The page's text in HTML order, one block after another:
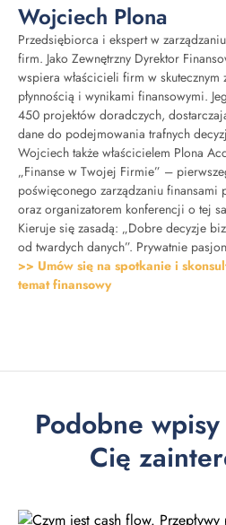
Wojciech Plona
Przedsiębiorca i ekspert w
firm. Jako Zewnętrzny Dyrektor
wspiera właścicieli firm w skutecznym
płynnością i wynikami finansowymi.
450 projektów doradczych,
dane do podejmowania trafnych
Wojciech także właścicielem Plona
„Finanse w Twojej Firmie” –
poświęconego zarządzaniu
oraz organizatorem konferencji o tej
Kieruje się zasadą: „Dobre decyzje
od twardych danych”. Prywatnie
>> Umów się na spotkanie i
temat finansowy
Podobne
Cię